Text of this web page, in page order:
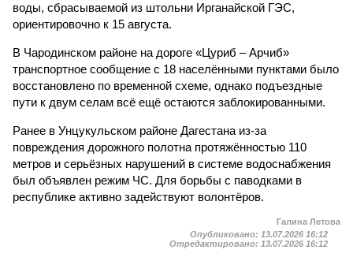
воды, сбрасываемой из штольни Ирганайской ГЭС,
ориентировочно к 15 августа.
В Чародинском районе на дороге «Цуриб – Арчиб»
транспортное сообщение с 18 населёнными пунктами было
восстановлено по временной схеме, однако подъездные
пути к двум селам всё ещё остаются заблокированными.
Ранее в Унцукульском районе Дагестана из-за
повреждения дорожного полотна протяжённостью 110
метров и серьёзных нарушений в системе водоснабжения
был объявлен режим ЧС. Для борьбы с паводками в
республике активно задействуют волонтёров.
Галина Летова
Опубликовано: 13.07.2026 16:12
Отредактировано: 13.07.2026 16:12